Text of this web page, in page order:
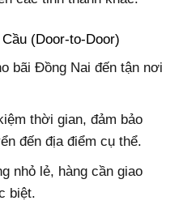
(Door-to-Door)
bãi Đồng Nai đến tận nơi
thời gian, đảm bảo
đến địa điểm cụ thể.
nhỏ lẻ, hàng cần giao
biệt.